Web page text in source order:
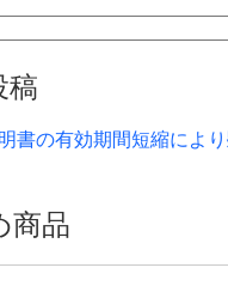
稿
書の有効期間短縮によ
商品